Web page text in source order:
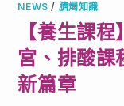
NEWS / 臍燭知識
【養生課
宮、排酸課
新篇章